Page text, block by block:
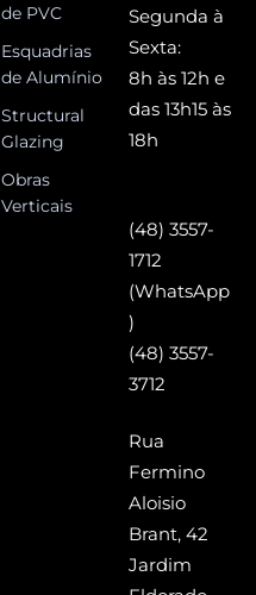
de PVC
Esquadrias
de Alumínio
Structural
Glazing
Obras
Verticais
Segunda à
Sexta:
8h às 12h e
das 13h15 às
18h
(48) 3557-
1712
(WhatsApp
)
(48) 3557-
3712
Rua
Fermino
Aloisio
Brant, 42
Jardim